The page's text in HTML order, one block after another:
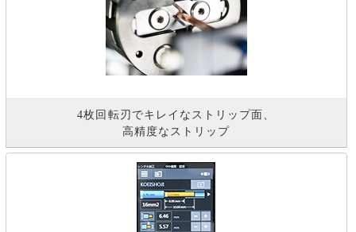
4枚回転刃でキレイなストリップ面、
高精度なストリップ